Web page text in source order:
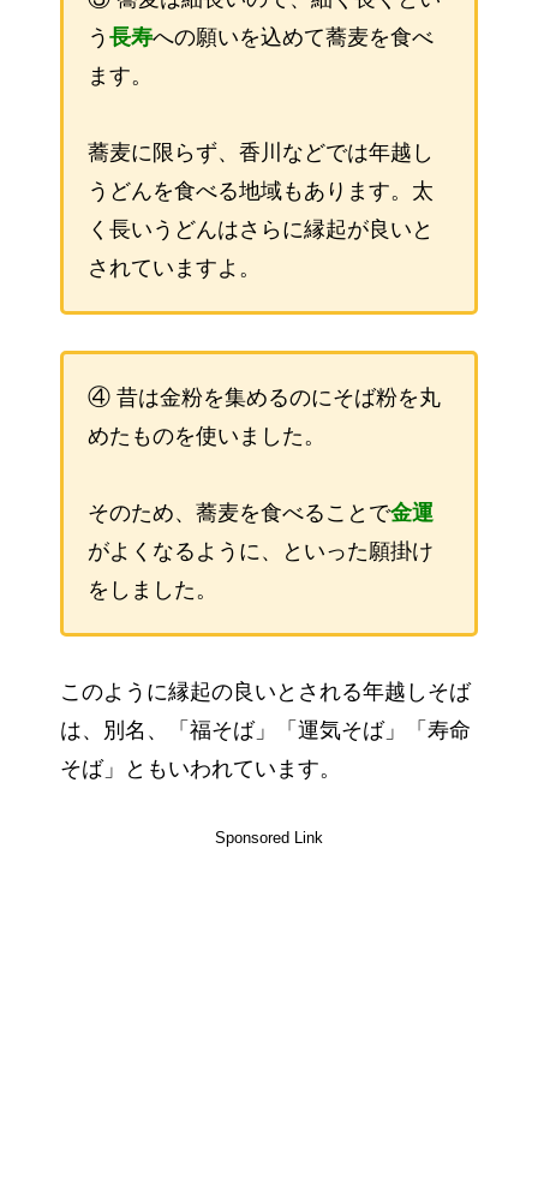
う 長寿への願いを込めて蕎麦を食べ
ます。
蕎麦に限らず、香川などでは年越し
うどんを食べる地域もあります。太
く長いうどんはさらに縁起が良いと
されていますよ。
④ 昔は金粉を集めるのにそば粉を丸
めたものを使いました。
そのため、蕎麦を食べることで金運
がよくなるように、といった願掛け
をしました。
このように縁起の良いとされる年越しそば
は、別名、「福そば」「運気そば」「寿命
そば」ともいわれています。
Sponsored Link